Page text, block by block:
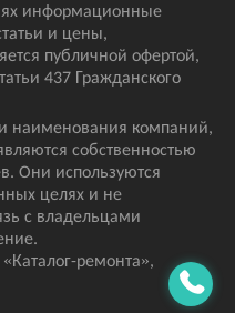
«Каталог-ремонта»,
информационные
и цены,
публичной офертой,
437 Гражданского
наименования компаний,
собственностью
Они используются
целях и не
с владельцами